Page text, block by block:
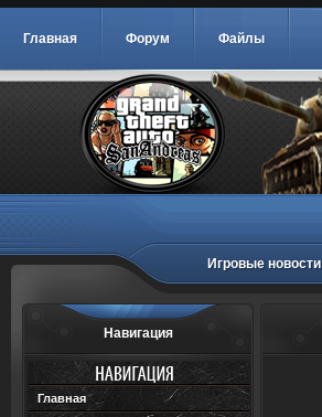
Главная Форум Файлы
Игровые новости
Навигация
Главная